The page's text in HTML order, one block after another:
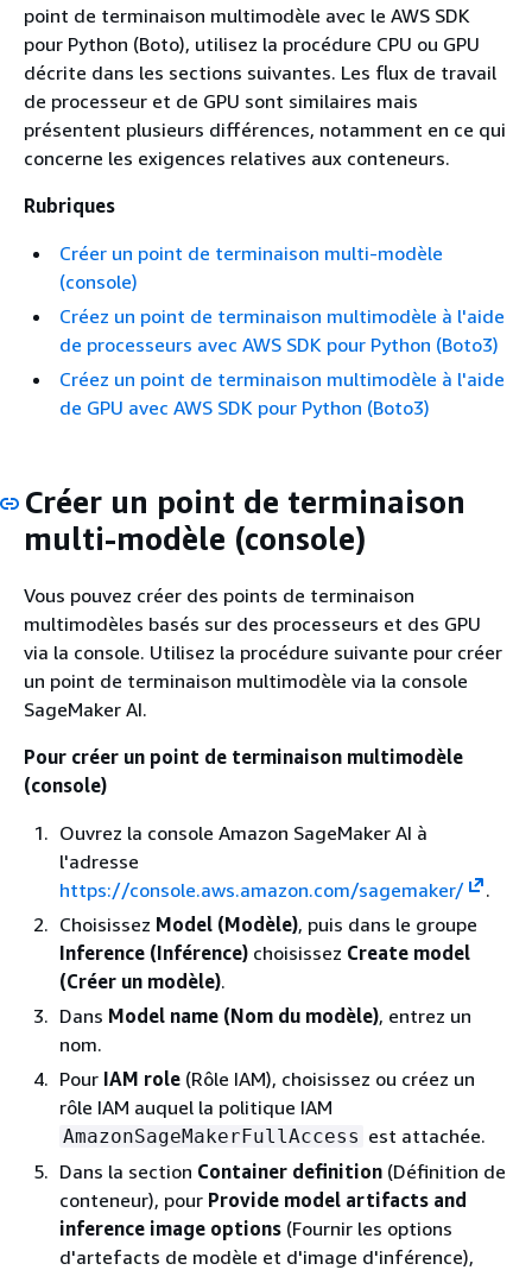
point de terminaison multimodèle avec le AWS SDK
pour Python (Boto), utilisez la procédure CPU ou GPU
décrite dans les sections suivantes. Les flux de travail
de processeur et de GPU sont similaires mais
présentent plusieurs différences, notamment en ce qui
concerne les exigences relatives aux conteneurs.
Rubriques
Créer un point de terminaison multi-modèle
(console)
Créez un point de terminaison multimodèle à l'aide
de processeurs avec AWS SDK pour Python (Boto3)
Créez un point de terminaison multimodèle à l'aide
de GPU avec AWS SDK pour Python (Boto3)
Créer un point de terminaison
multi-modèle (console)
Vous pouvez créer des points de terminaison
multimodèles basés sur des processeurs et des GPU
via la console. Utilisez la procédure suivante pour créer
un point de terminaison multimodèle via la console
SageMaker AI.
Pour créer un point de terminaison multimodèle
(console)
Ouvrez la console Amazon SageMaker AI à
l'adresse
https://console.aws.amazon.com/sagemaker/
.
Choisissez Model (Modèle), puis dans le groupe
Inference (Inférence) choisissez Create model
(Créer un modèle).
Dans Model name (Nom du modèle), entrez un
nom.
Pour IAM role (Rôle IAM), choisissez ou créez un
rôle IAM auquel la politique IAM
AmazonSageMakerFullAccess est attachée.
Dans la section Container definition (Définition de
conteneur), pour Provide model artifacts and
inference image options (Fournir les options
d'artefacts de modèle et d'image d'inférence),